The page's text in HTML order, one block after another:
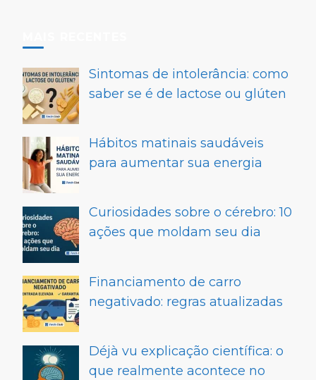
Sintomas de intolerância: como
saber se é de lactose ou glúten
Hábitos matinais saudáveis
para aumentar sua energia
Curiosidades sobre o cérebro: 10
ações que moldam seu dia
Financiamento de carro
negativado: regras atualizadas
Déjà vu explicação científica: o
que realmente acontece no